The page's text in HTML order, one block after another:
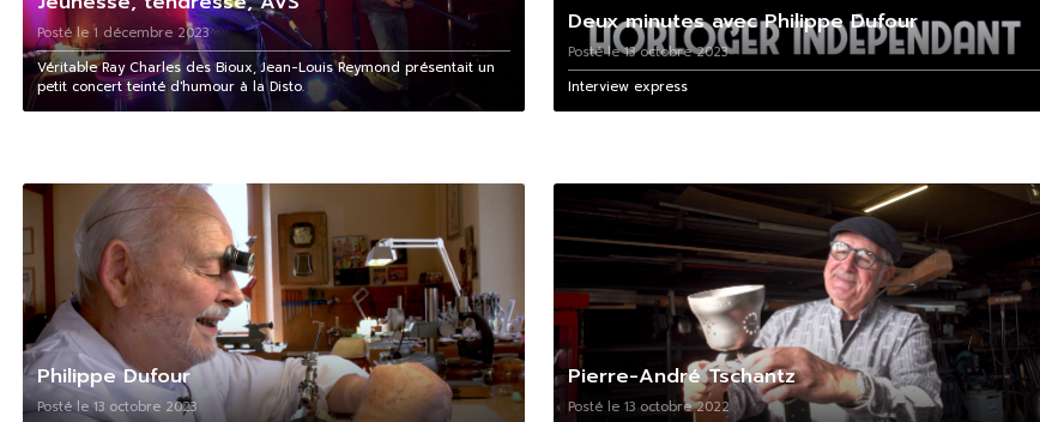
Posté le 1 décembre 2023
Véritable Ray Charles des Bioux, Jean-Louis Reymond présentait un
petit concert teinté d'humour à la Disto.
Deux minutes avec Philippe Dufour
Posté le 13 octobre 2023
Interview express
Philippe Dufour
Posté le 13 octobre 2023
Pierre-André Tschantz
Posté le 13 octobre 2022